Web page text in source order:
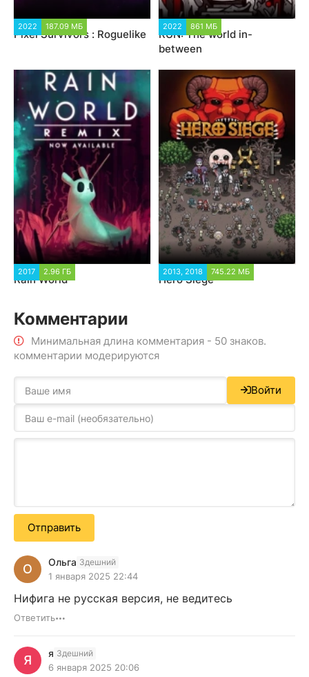
2022 187.09 МБ
Pixel Survivors : Roguelike
2022 861 МБ
RUN: The world in-
between
2017 2.96 ГБ
Rain World
2013, 2018 745.22 МБ
Hero Siege
Комментарии
Минимальная длина комментария - 50 знаков.
комментарии модерируются
Войти
Отправить
О Ольга Здешний
1 января 2025 22:44
Нифига не русская версия, не ведитесь
Ответить
Я я Здешний
6 января 2025 20:06